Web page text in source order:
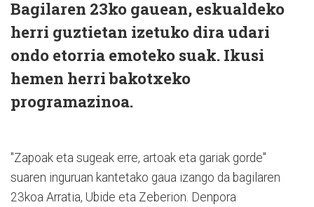
Bagilaren 23ko gauean, eskualdeko
herri guztietan izetuko dira udari
ondo etorria emoteko suak. Ikusi
hemen herri bakotxeko
programazinoa.
"Zapoak eta sugeak erre, artoak eta gariak gorde"
suaren inguruan kantetako gaua izango da bagilaren
23koa Arratia, Ubide eta Zeberion. Denpora